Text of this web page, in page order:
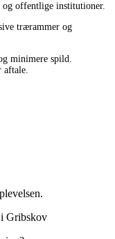
offentlige institutioner.
trærammer og
minimere spild.
aftale.
Gribskov